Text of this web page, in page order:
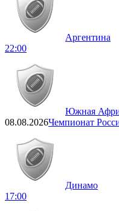
Аргентина
22:00
Южная
08.08.2026Чемпионат
Динамо
17:00